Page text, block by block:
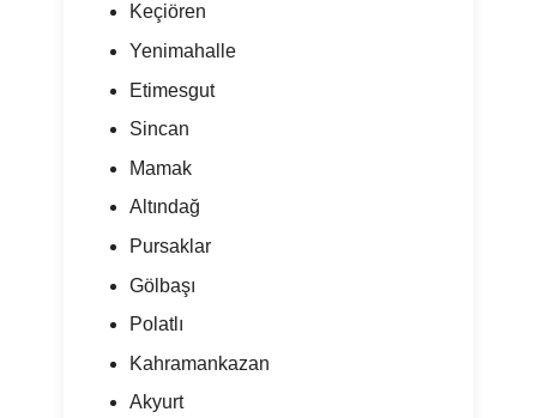
Keçiören
Yenimahalle
Etimesgut
Sincan
Mamak
Altındağ
Pursaklar
Gölbaşı
Polatlı
Kahramankazan
Akyurt